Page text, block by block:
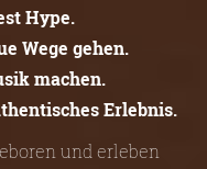
Hype.
Wege gehen.
machen.
Erlebnis.
und erleben